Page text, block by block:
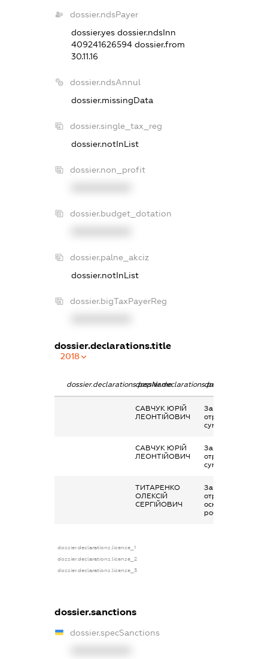
dossier.ndsPayer
dossier.yes dossier.ndsInn
409241626594 dossier.from
30.11.16
dossier.ndsAnnul
dossier.missingData
dossier.single_tax_reg
dossier.notInList
dossier.non_profit
dossier.budget_dotation
dossier.palne_akciz
dossier.notInList
dossier.bigTaxPayerReg
dossier.declarations.title
2018
dossier.declarations.pepNamedossier.declarations.personName
САВЧУК ЮРІЙ
ЛЕОНТІЙОВИЧ
Заробітна плата
отримана за
сумісництвом
САВЧУК ЮРІЙ
ЛЕОНТІЙОВИЧ
Заробітна плата
отримана за
сумісництвом
ТИТАРЕНКО
ОЛЕКСІЙ
СЕРГІЙОВИЧ
Заробітна плата
отримана за
основним місцем
роботи
dossier.declarations.license_1
dossier.declarations.license_2
dossier.declarations.license_3
dossier.sanctions
dossier.specSanctions